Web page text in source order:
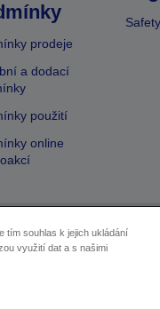
prodeje
a dodací
použití
online
tím souhlas k jejich ukládání
využití dat a s našimi